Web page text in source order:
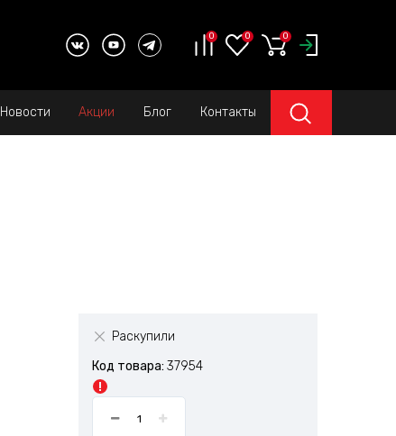
0 0 0
Новости Акции Блог Контакты
Раскупили
Код товара: 37954